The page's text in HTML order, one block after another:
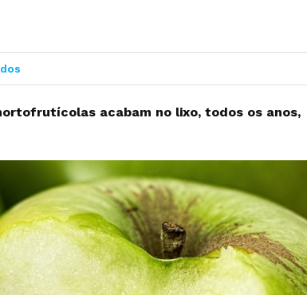
acabam no lixo, todos os anos,